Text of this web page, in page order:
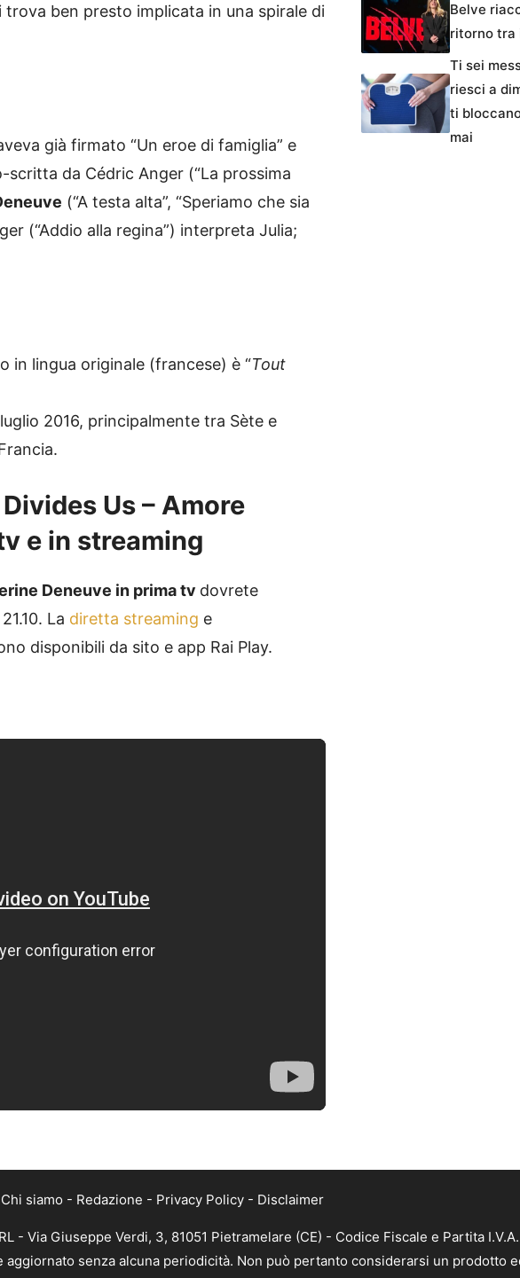
ben presto implicata in una spirale di
già firmato “Un eroe di famiglia” e
scritta da Cédric Anger (“La prossima
(“A testa alta”, “Speriamo che sia
(“Addio alla regina”) interpreta Julia;
in lingua originale (francese) è “Tout
2016, principalmente tra Sète e
Us – Amore
e in streaming
Deneuve in prima tv dovrete
La diretta streaming e
disponibili da sito e app Rai Play.
Belve
ritorno tra
Ti sei
riesci a
ti
mai
Chi siamo - Redazione - Privacy Policy - Disclaimer
- Via Giuseppe Verdi, 3, 81051 Pietramelare (CE) - Codice Fiscale e Partita
senza alcuna periodicità. Non può pertanto considerarsi un prodotto